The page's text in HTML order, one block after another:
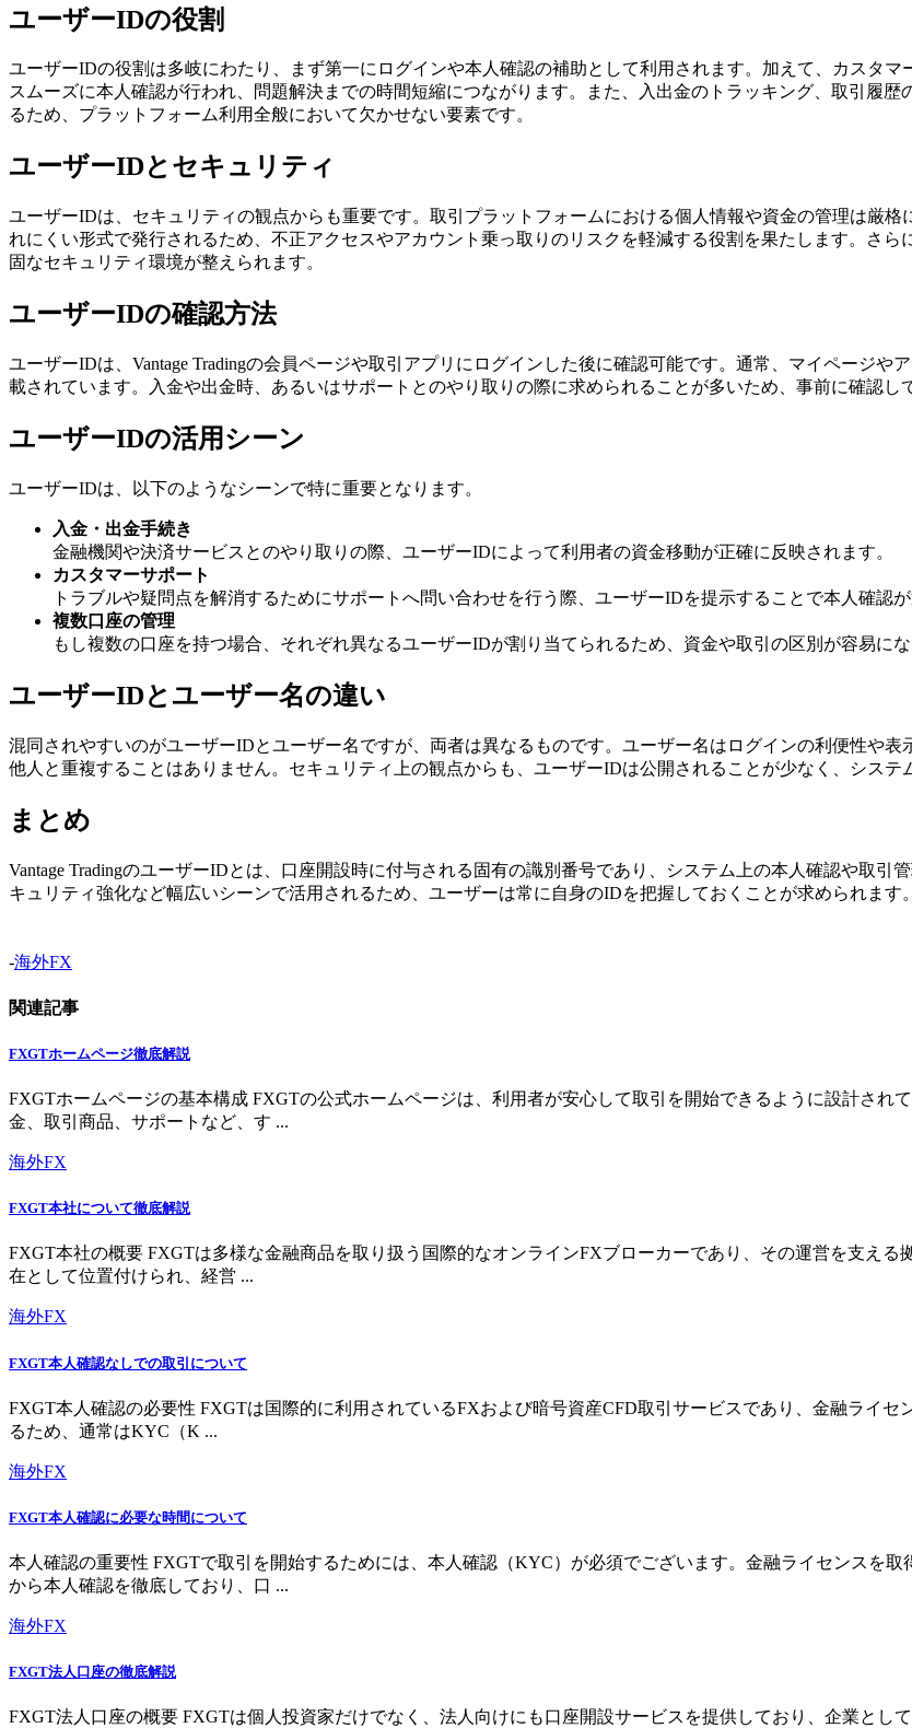
ユーザーIDの役割
ユーザーIDの役割は多岐にわたり、まず第一にログインや本人確認の補助として利用されます。加えて、カスタ
スムーズに本人確認が行われ、問題解決までの時間短縮につながります。また、入出金のトラッキング、取引履
るため、プラットフォーム利用全般において欠かせない要素です。
ユーザーIDとセキュリティ
ユーザーIDは、セキュリティの観点からも重要です。取引プラットフォームにおける個人情報や資金の管理は厳
れにくい形式で発行されるため、不正アクセスやアカウント乗っ取りのリスクを軽減する役割を果たします。さ
固なセキュリティ環境が整えられます。
ユーザーIDの確認方法
ユーザーIDは、Vantage Tradingの会員ページや取引アプリにログインした後に確認可能です。通常、マイページ
載されています。入金や出金時、あるいはサポートとのやり取りの際に求められることが多いため、事前に確認し
ユーザーIDの活用シーン
ユーザーIDは、以下のようなシーンで特に重要となります。
入金・出金手続き
金融機関や決済サービスとのやり取りの際、ユーザーIDによって利用者の資金移動が正確に反映されます。
カスタマーサポート
トラブルや疑問点を解消するためにサポートへ問い合わせを行う際、ユーザーIDを提示することで本人確認が
複数口座の管理
もし複数の口座を持つ場合、それぞれ異なるユーザーIDが割り当てられるため、資金や取引の区別が容易にな
ユーザーIDとユーザー名の違い
混同されやすいのがユーザーIDとユーザー名ですが、両者は異なるものです。ユーザー名はログインの利便性や
他人と重複することはありません。セキュリティ上の観点からも、ユーザーIDは公開されることが少なく、システ
まとめ
Vantage TradingのユーザーIDとは、口座開設時に付与される固有の識別番号であり、システム上の本人確認や取
キュリティ強化など幅広いシーンで活用されるため、ユーザーは常に自身のIDを把握しておくことが求められます。
-海外FX
関連記事
FXGTホームページ徹底解説
FXGTホームページの基本構成 FXGTの公式ホームページは、利用者が安心して取引を開始できるように設計され
金、取引商品、サポートなど、す ...
海外FX
FXGT本社について徹底解説
FXGT本社の概要 FXGTは多様な金融商品を取り扱う国際的なオンラインFXブローカーであり、その運営を支え
在として位置付けられ、経営 ...
海外FX
FXGT本人確認なしでの取引について
FXGT本人確認の必要性 FXGTは国際的に利用されているFXおよび暗号資産CFD取引サービスであり、金融ライ
るため、通常はKYC（K ...
海外FX
FXGT本人確認に必要な時間について
本人確認の重要性 FXGTで取引を開始するためには、本人確認（KYC）が必須でございます。金融ライセンスを
から本人確認を徹底しており、口 ...
海外FX
FXGT法人口座の徹底解説
FXGT法人口座の概要 FXGTは個人投資家だけでなく、法人向けにも口座開設サービスを提供しており、企業とし